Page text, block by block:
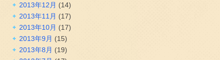
2013年12月 (14)
2013年11月 (17)
2013年10月 (17)
2013年9月 (15)
2013年8月 (19)